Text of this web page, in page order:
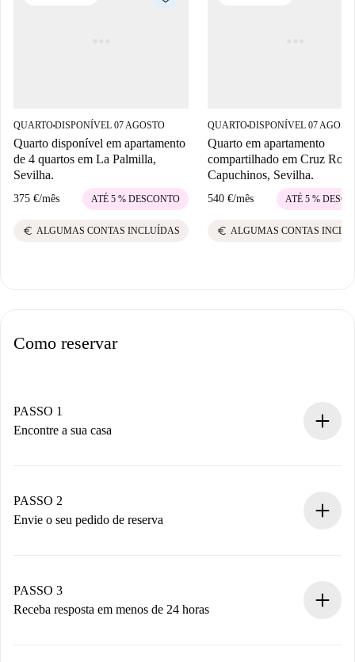
QUARTO■DISPONÍVEL 07 AGOSTO
Quarto disponível em apartamento
de 4 quartos em La Palmilla,
Sevilha.
375 €/mês ATÉ 5 % DESCONTO
euro ALGUMAS CONTAS INCLUÍDAS
QUARTO■DISPONÍVEL 07
Quarto em apartamento
compartilhado em Cruz Roja-
Capuchinos, Sevilha.
540 €/mês ATÉ 5 %
euro ALGUMAS CONTAS
Como reservar
PASSO 1
Encontre a sua casa
Você tem todas as informações necessárias
antecipadamente.
PASSO 2
Envie o seu pedido de reserva
Não cobramos nada até que o proprietário confirme.
PASSO 3
Receba resposta em menos de 24 horas